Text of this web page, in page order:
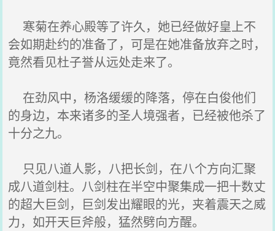
寒菊在养心殿等了许久，她已经做好皇上不
会如期赴约的准备了，可是在她准备放弃之时，
竟然看见杜子誉从远处走来了。
在劲风中，杨洛缓缓的降落，停在白俊他们
的身边，本来诸多的圣人境强者，已经被他杀了
十分之九。
只见八道人影，八把长剑，在八个方向汇聚
成八道剑柱。八剑柱在半空中聚集成一把十数丈
的超大巨剑，巨剑发出耀眼的光，夹着震天之威
力，如开天巨斧般，猛然劈向方醒。